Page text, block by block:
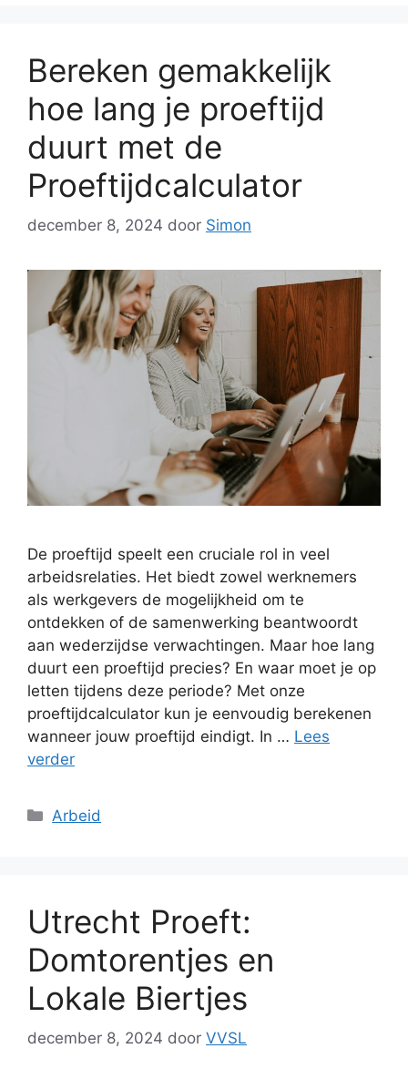
Bereken gemakkelijk
hoe lang je proeftijd
duurt met de
Proeftijdcalculator
december 8, 2024 door Simon
De proeftijd speelt een cruciale rol in veel
arbeidsrelaties. Het biedt zowel werknemers
als werkgevers de mogelijkheid om te
ontdekken of de samenwerking beantwoordt
aan wederzijdse verwachtingen. Maar hoe lang
duurt een proeftijd precies? En waar moet je op
letten tijdens deze periode? Met onze
proeftijdcalculator kun je eenvoudig berekenen
wanneer jouw proeftijd eindigt. In … Lees
verder
Categorieën
Arbeid
Utrecht Proeft:
Domtorentjes en
Lokale Biertjes
december 8, 2024 door VVSL